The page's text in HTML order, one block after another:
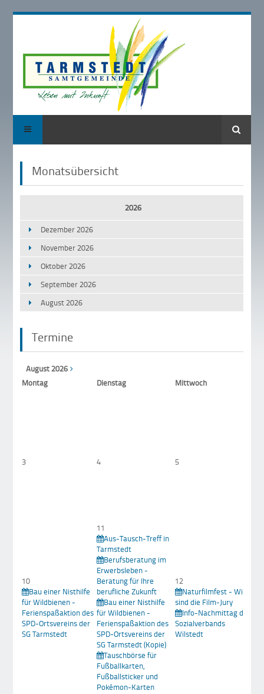
Suche
Monatsübersicht
2026
Dezember 2026
November 2026
Oktober 2026
September 2026
August 2026
Termine
August 2026
Montag Dienstag Mittwoch
3 4 5
10
Bau einer Nisthilfe
für Wildbienen -
Ferienspaßaktion des
SPD-Ortsvereins der
SG Tarmstedt
11
Aus-Tausch-Treff in
Tarmstedt
Berufsberatung im
Erwerbsleben -
Beratung für Ihre
berufliche Zukunft
Bau einer Nisthilfe
für Wildbienen -
Ferienspaßaktion des
SPD-Ortsvereins der
SG Tarmstedt (Kopie)
Tauschbörse für
Fußballkarten,
Fußballsticker und
Pokémon-Karten
12
Naturfilmfest - Wir
sind die Film-Jury
Info-Nachmittag des
Sozialverbands
Wilstedt